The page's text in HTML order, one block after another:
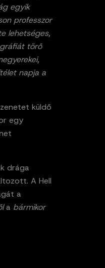
egyik
professzor
lehetséges,
törő
napja a
küldő
egy
drága
A Hell
a
a bármikor